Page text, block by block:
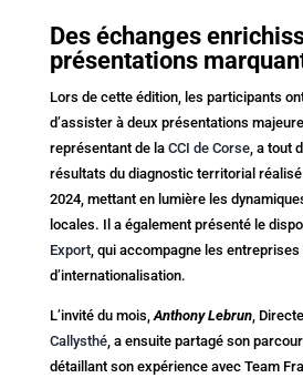
Des échanges
présentations
Lors de cette édition, les participants
d’assister à deux présentations
représentant de la CCI de Corse, a tout
résultats du diagnostic territorial
2024, mettant en lumière les
locales. Il a également présenté le
Export, qui accompagne les
d’internationalisation.
L’invité du mois,Anthony Lebrun,
Callysthé, a ensuite partagé son
détaillant son expérience avec Team